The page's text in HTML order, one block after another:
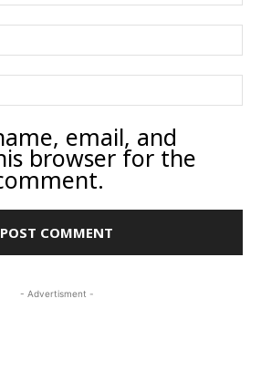
email, and
browser for the
- Advertisment -